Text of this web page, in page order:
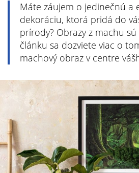
Máte záujem o jedinečnú a
dekoráciu, ktorá pridá do
prírody? Obrazy z machu
článku sa dozviete viac o
machový obraz v centre